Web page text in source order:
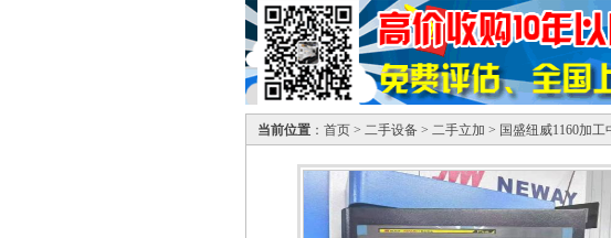
当前位置 ： 首页 > 二手设备 > 二手立加 > 国盛纽威1160加工